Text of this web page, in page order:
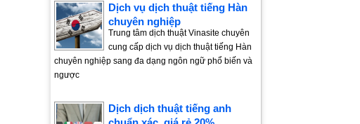
Dịch vụ dịch thuật tiếng Hàn
chuyên nghiệp
Trung tâm dịch thuật Vinasite chuyên
cung cấp dịch vụ dịch thuật tiếng Hàn
chuyên nghiệp sang đa dạng ngôn ngữ phổ biến và
ngược
Dịch dịch thuật tiếng anh